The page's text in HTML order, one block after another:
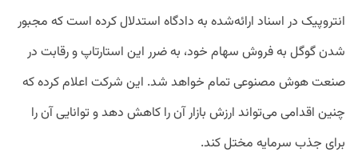
انتروپیک در اسناد ارائه‌شده به دادگاه استدلال کرده است که مجبور
شدن گوگل به فروش سهام خود، به ضرر این استارتاپ و رقابت در
صنعت هوش مصنوعی تمام خواهد شد. این شرکت اعلام کرده که
چنین اقدامی می‌تواند ارزش بازار آن را کاهش دهد و توانایی آن را
برای جذب سرمایه مختل کند.